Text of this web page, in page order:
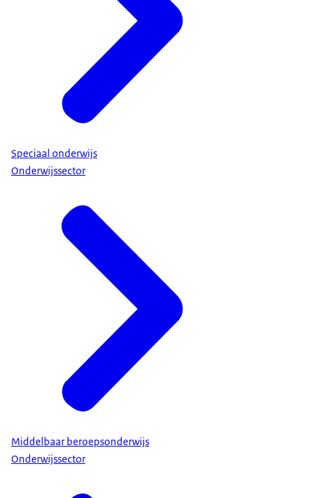
Speciaal onderwijs
Onderwijssector
Middelbaar beroepsonderwijs
Onderwijssector